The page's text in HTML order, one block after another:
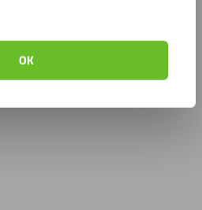
OK